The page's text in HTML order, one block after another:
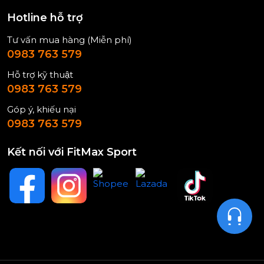
Hotline hỗ trợ
Tư vấn mua hàng (Miễn phí)
0983 763 579
Hỗ trợ kỹ thuật
0983 763 579
Góp ý, khiếu nại
0983 763 579
Kết nối với FitMax Sport